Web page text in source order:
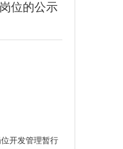
位的公示
开发管理暂行